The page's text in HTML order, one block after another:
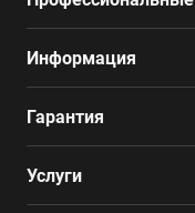
Информация
Гарантия
Услуги